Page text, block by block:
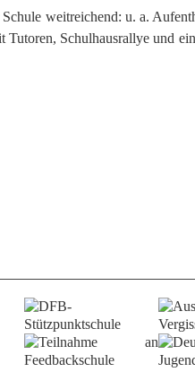
weitreichend: u. a.
Schulhausrallye und